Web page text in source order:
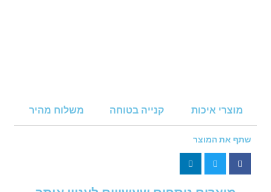
מוצרי איכות קנייה בטוחה משלוח מהיר
שתף את המוצר